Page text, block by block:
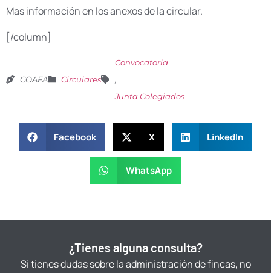
Mas información en los anexos de la circular.
[/column]
COAFA Circulares
Convocatoria
,
Junta Colegiados
Facebook X LinkedIn
WhatsApp
¿Tienes alguna consulta?
Si tienes dudas sobre la administración de fincas, no